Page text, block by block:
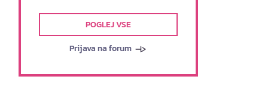
POGLEJ VSE
Prijava na forum